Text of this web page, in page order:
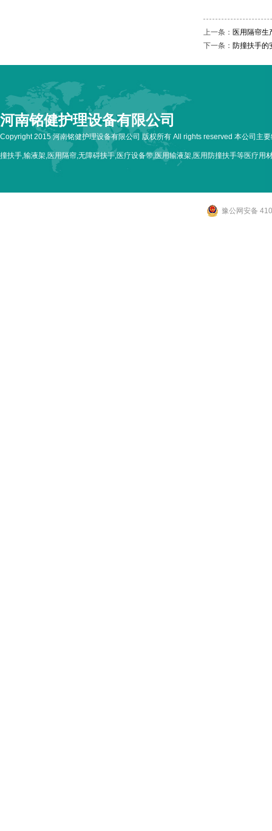
上一条： 医用隔帘生
下一条： 防撞扶手的
河南铭健护理设备有限公司
Copyright 2015 河南铭健护理设备有限公司 版权所有 All rights reserved 本公司主
撞扶手,输液架,医用隔帘,无障碍扶手,医疗设备带,医用输液架,医用防撞扶手等医疗用
豫公网安备